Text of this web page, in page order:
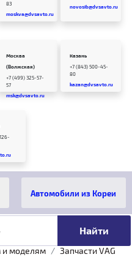
83
moskva@dvsavto.ru
novosib@dvsavto.ru
Москва
(Волжская)
+7 (499) 325-57-
57
msk@dvsavto.ru
Казань
+7 (843) 500-45-
80
kazan@dvsavto.ru
Автомобили из Кореи
и моделям
Запчасти VAG